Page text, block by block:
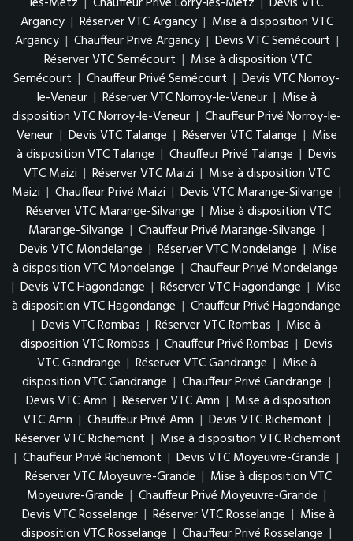
Argancy | Réserver VTC Argancy | Mise à disposition VTC
Argancy | Chauffeur Privé Argancy | Devis VTC Semécourt |
Réserver VTC Semécourt | Mise à disposition VTC
Semécourt | Chauffeur Privé Semécourt | Devis VTC Norroy-
le-Veneur | Réserver VTC Norroy-le-Veneur | Mise à
disposition VTC Norroy-le-Veneur | Chauffeur Privé Norroy-le-
Veneur | Devis VTC Talange | Réserver VTC Talange | Mise
à disposition VTC Talange | Chauffeur Privé Talange | Devis
VTC Maizi | Réserver VTC Maizi | Mise à disposition VTC
Maizi | Chauffeur Privé Maizi | Devis VTC Marange-Silvange |
Réserver VTC Marange-Silvange | Mise à disposition VTC
Marange-Silvange | Chauffeur Privé Marange-Silvange |
Devis VTC Mondelange | Réserver VTC Mondelange | Mise
à disposition VTC Mondelange | Chauffeur Privé Mondelange
| Devis VTC Hagondange | Réserver VTC Hagondange | Mise
à disposition VTC Hagondange | Chauffeur Privé Hagondange
| Devis VTC Rombas | Réserver VTC Rombas | Mise à
disposition VTC Rombas | Chauffeur Privé Rombas | Devis
VTC Gandrange | Réserver VTC Gandrange | Mise à
disposition VTC Gandrange | Chauffeur Privé Gandrange |
Devis VTC Amn | Réserver VTC Amn | Mise à disposition
VTC Amn | Chauffeur Privé Amn | Devis VTC Richemont |
Réserver VTC Richemont | Mise à disposition VTC Richemont
| Chauffeur Privé Richemont | Devis VTC Moyeuvre-Grande |
Réserver VTC Moyeuvre-Grande | Mise à disposition VTC
Moyeuvre-Grande | Chauffeur Privé Moyeuvre-Grande |
Devis VTC Rosselange | Réserver VTC Rosselange | Mise à
disposition VTC Rosselange | Chauffeur Privé Rosselange |